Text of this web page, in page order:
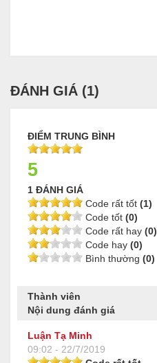
ĐÁNH GIÁ (1)
ĐIỂM TRUNG BÌNH
5
1 ĐÁNH GIÁ
Code rất tốt (1)
Code tốt (0)
Code rất hay (0)
Code hay (0)
Bình thường (0)
Thành viên
Nội dung đánh giá
Luận Tạ Minh
09:02 - 22/7/2019